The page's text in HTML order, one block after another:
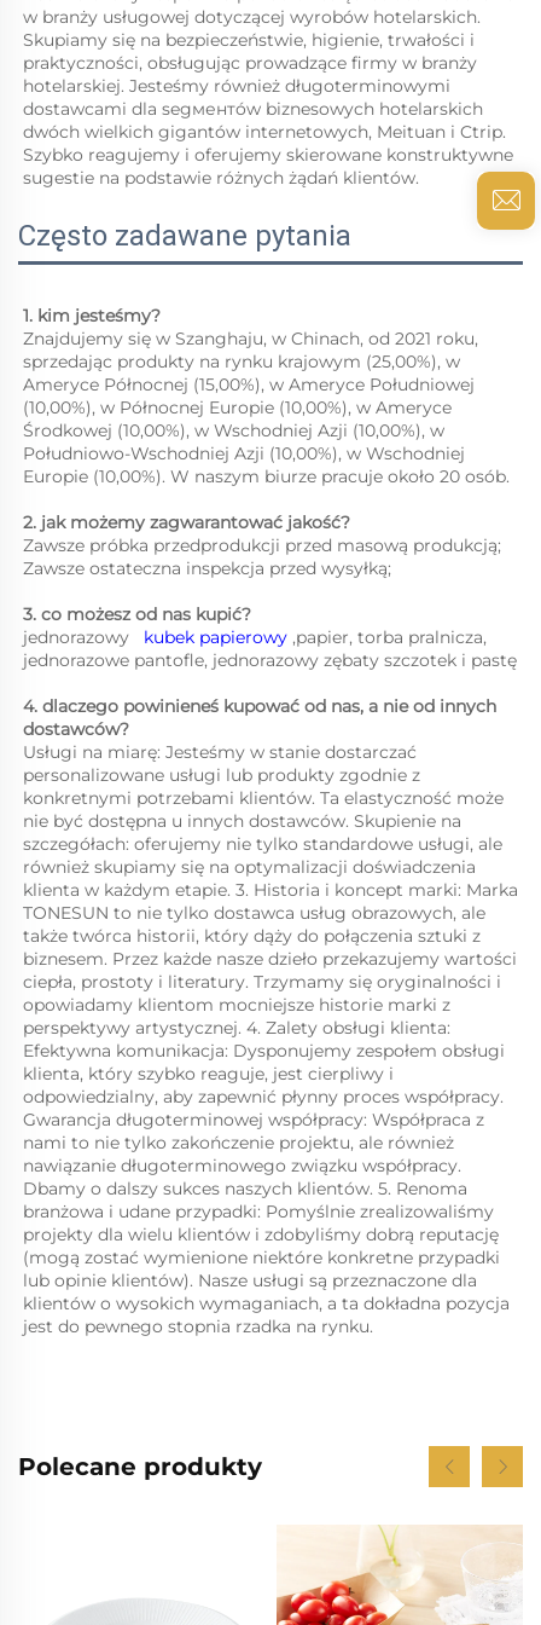
w branży usługowej dotyczącej wyrobów hotelarskich.
Skupiamy się na bezpieczeństwie, higienie, trwałości i
praktyczności, obsługując prowadzące firmy w branży
hotelarskiej. Jesteśmy również długoterminowymi
dostawcami dla segментów biznesowych hotelarskich
dwóch wielkich gigantów internetowych, Meituan i Ctrip.
Szybko reagujemy i oferujemy skierowane konstruktywne
sugestie na podstawie różnych żądań klientów.
Często zadawane pytania
1. kim jesteśmy?
Znajdujemy się w Szanghaju, w Chinach, od 2021 roku,
sprzedając produkty na rynku krajowym (25,00%), w
Ameryce Północnej (15,00%), w Ameryce Południowej
(10,00%), w Północnej Europie (10,00%), w Ameryce
Środkowej (10,00%), w Wschodniej Azji (10,00%), w
Południowo-Wschodniej Azji (10,00%), w Wschodniej
Europie (10,00%). W naszym biurze pracuje około 20 osób.
2. jak możemy zagwarantować jakość?
Zawsze próbka przedprodukcji przed masową produkcją;
Zawsze ostateczna inspekcja przed wysyłką;
3. co możesz od nas kupić?
jednorazowy kubek papierowy ,papier, torba pralnicza,
4. dlaczego powinieneś kupować od nas, a nie od innych
dostawców?
Usługi na miarę: Jesteśmy w stanie dostarczać
personalizowane usługi lub produkty zgodnie z
konkretnymi potrzebami klientów. Ta elastyczność może
nie być dostępna u innych dostawców. Skupienie na
szczegółach: oferujemy nie tylko standardowe usługi, ale
również skupiamy się na optymalizacji doświadczenia
klienta w każdym etapie. 3. Historia i koncept marki: Marka
TONESUN to nie tylko dostawca usług obrazowych, ale
także twórca historii, który dąży do połączenia sztuki z
biznesem. Przez każde nasze dzieło przekazujemy wartości
ciepła, prostoty i literatury. Trzymamy się oryginalności i
opowiadamy klientom mocniejsze historie marki z
perspektywy artystycznej. 4. Zalety obsługi klienta:
Efektywna komunikacja: Dysponujemy zespołem obsługi
klienta, który szybko reaguje, jest cierpliwy i
odpowiedzialny, aby zapewnić płynny proces współpracy.
Gwarancja długoterminowej współpracy: Współpraca z
nami to nie tylko zakończenie projektu, ale również
nawiązanie długoterminowego związku współpracy.
Dbamy o dalszy sukces naszych klientów. 5. Renoma
branżowa i udane przypadki: Pomyślnie zrealizowaliśmy
projekty dla wielu klientów i zdobyliśmy dobrą reputację
(mogą zostać wymienione niektóre konkretne przypadki
lub opinie klientów). Nasze usługi są przeznaczone dla
klientów o wysokich wymaganiach, a ta dokładna pozycja
jest do pewnego stopnia rzadka na rynku.
Polecane produkty